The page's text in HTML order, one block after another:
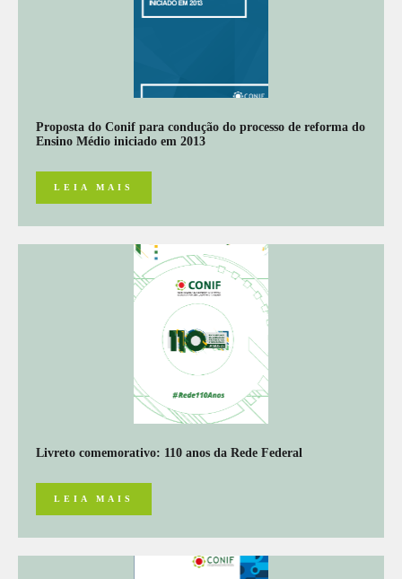
Proposta do Conif para condução do processo de reforma do
Ensino Médio iniciado em 2013
LEIA MAIS
Livreto comemorativo: 110 anos da Rede Federal
LEIA MAIS